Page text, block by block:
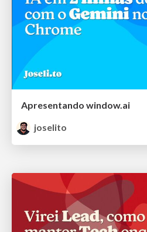
Apresentando window.ai
joselito